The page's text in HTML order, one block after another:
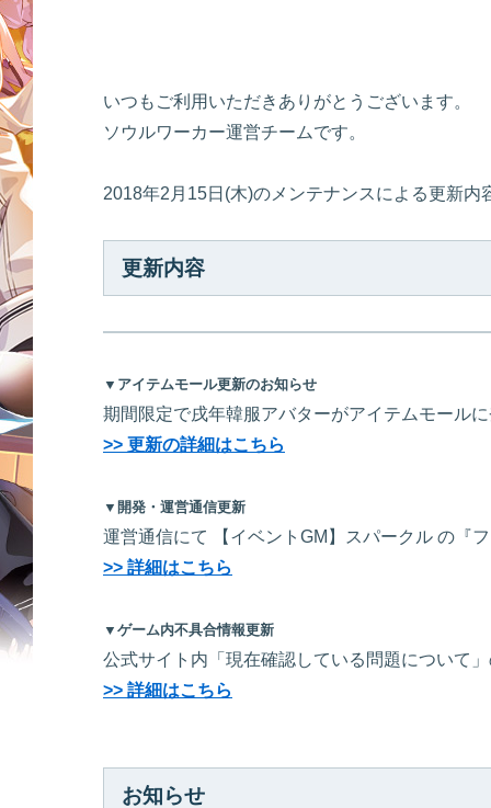
いつもご利用いただきありがとうございます。
ソウルワーカー運営チームです。
2018年2月15日(木)のメンテナンスによる更新内
更新内容
▼アイテムモール更新のお知らせ
期間限定で戌年韓服アバターがアイテムモール
>> 更新の詳細はこちら
▼開発・運営通信更新
運営通信にて 【イベントGM】スパークル の『
>> 詳細はこちら
▼ゲーム内不具合情報更新
公式サイト内「現在確認している問題について
>> 詳細はこちら
お知らせ